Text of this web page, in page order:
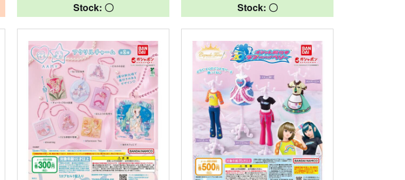
Stock: 〇 Stock: 〇